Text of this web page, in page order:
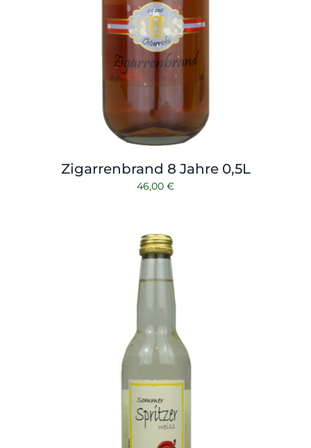
Zigarrenbrand 8 Jahre 0,5L
46,00 €